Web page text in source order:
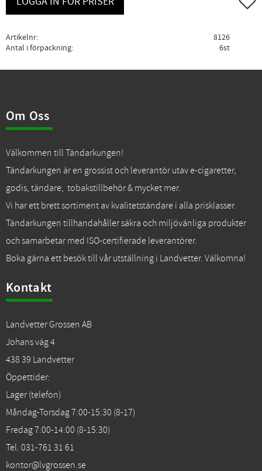
Artikelnr
8126
Antal i förpackning
6st
Om Oss
Välkommen till Tändarkungen!
Tändarkungen är en grossist och leverantör utav e-cigaretter,
godis, tändare, tobakstillbehör & mycket mer.
Vi har ett brett sortiment av kvalitetständare i alla prisklasser.
Tändarkungen tillhandahåller säkra och miljövänliga produkter
och samarbetar med ISO-certifierade leverantörer.
Boka gärna ett besök till vår utställning i Landvetter. Välkomna!
Kontakt
Landvetter Grossen AB
Johans väg 4
438 39 Landvetter
Öppettider:
Lager (telefon)
Måndag-Torsdag 7:00-15:30 (8-17)
Fredag 7:00-14:00 (8-15:30)
Tel. 031-761 31 61
kontor@lvgrossen.se